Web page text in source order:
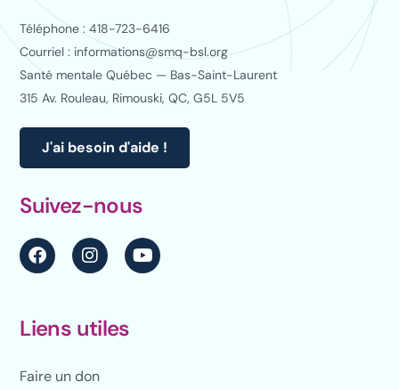
Téléphone : 418-723-6416
Courriel : informations@smq-bsl.org
Santé mentale Québec — Bas-Saint-Laurent
315 Av. Rouleau, Rimouski, QC, G5L 5V5
J'ai besoin d'aide !
Suivez-nous
Liens utiles
Faire un don